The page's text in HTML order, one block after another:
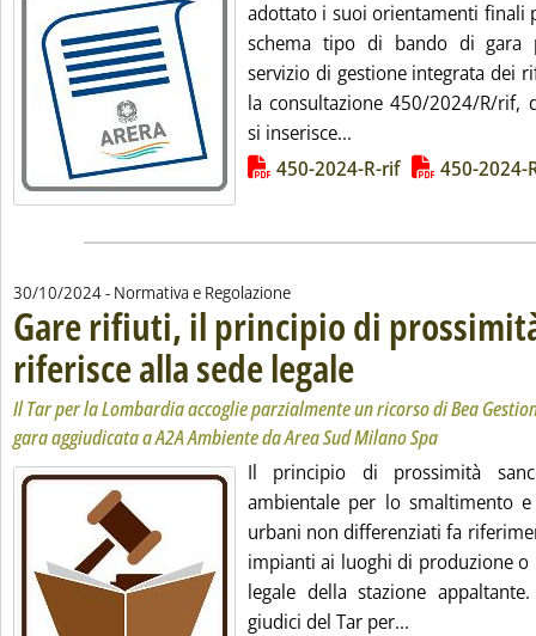
adottato i suoi orientamenti finali
schema tipo di bando di gara
servizio di gestione integrata dei
la consultazione 450/2024/R/rif,
si inserisce...
Lista allegati PDF alla notizia
450-2024-R-rif 450-2024-
30/10/2024- Normativa e Regolazione
Gare rifiuti, il principio di
riferisce alla sede legale . Sottotitolo: Il Tar per la
. Pubblicata mercoledì 30
Il Tar per la Lombardia accoglie parzialmente un ricorso di Bea
gara aggiudicata a A2A Ambiente da Area Sud Milano Spa
Il principio di prossimità
ambientale per lo smaltimento
urbani non differenziati fa
impianti ai luoghi di produzione o
legale della stazione
giudici del Tar per...